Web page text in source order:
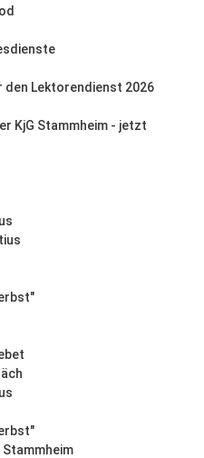
Lektorendienst 2026
KjG Stammheim - jetzt